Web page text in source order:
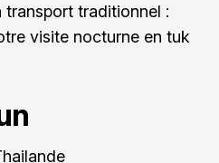
traditionnel :
visite nocturne en tuk